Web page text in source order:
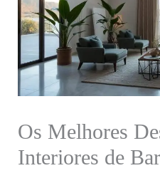
Os Melhores
Interiores de